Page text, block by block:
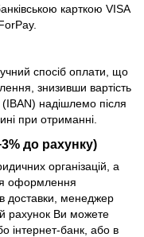
карткою VISA
спосіб оплати, що
знизивши вартість
(IBAN) надішлемо після
при отриманні.
до рахунку)
організацій, а
оформлення
доставки, менеджер
рахунок Ви можете
інтернет-банк, або в